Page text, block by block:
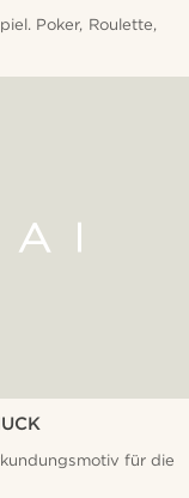
Poker, Roulette,
für die